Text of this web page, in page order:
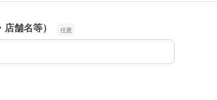
舗名等）
舗名等）